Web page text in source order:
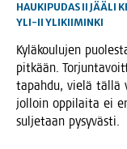
HAUKIPUDAS II JÄÄLI
YLI-II YLIKIIMINKI
Kylä­kou­lu­jen
pit­kään.
tapah­du, vie­lä täl­lä
jol­loin oppi­lai­ta ei
sul­je­taan pysyvästi.